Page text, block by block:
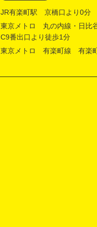
JR有楽町駅 京橋口より0分
東京メトロ 丸の内線・日比
C9番出口より徒歩1分
東京メトロ 有楽町線 有楽